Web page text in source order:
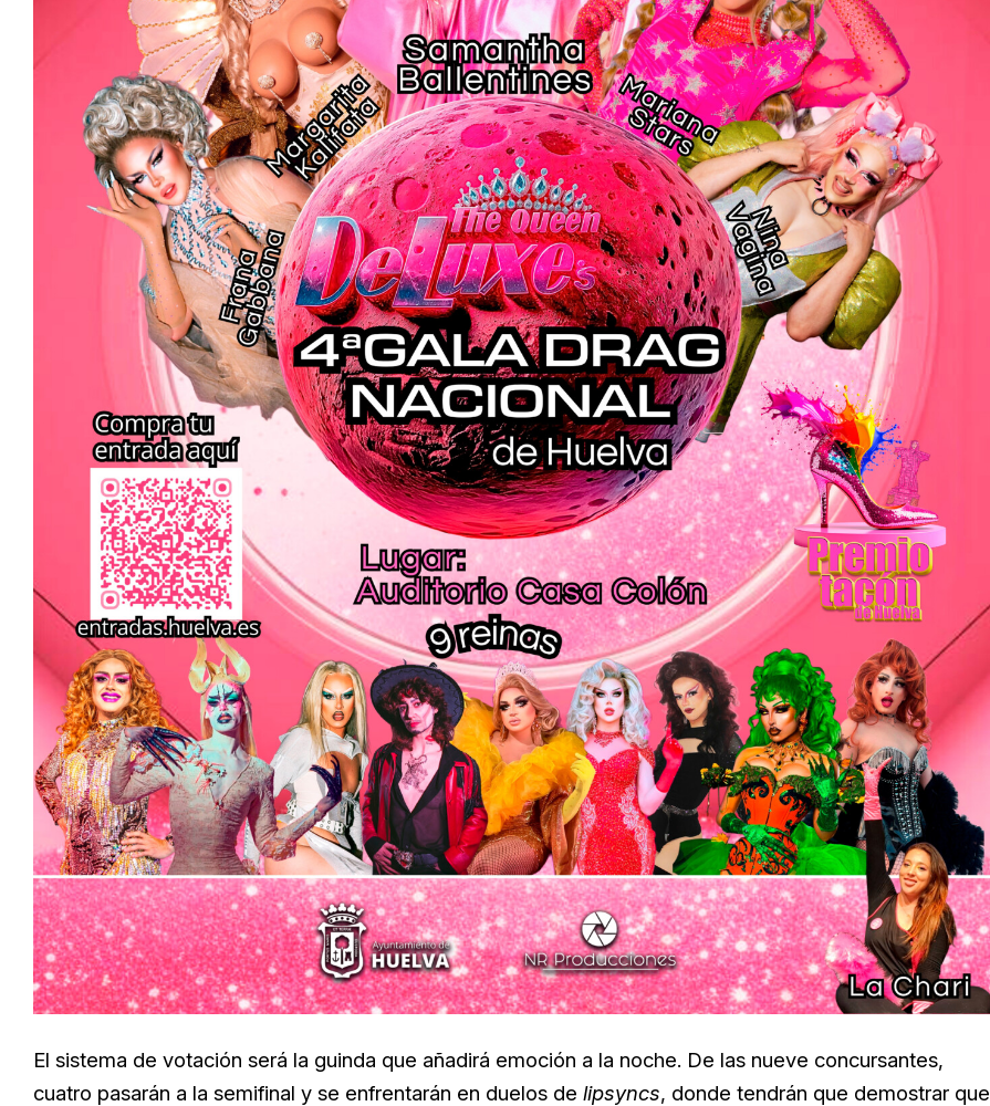
El sistema de votación será la guinda que añadirá emoción a la noche. De las nueve concursantes,
cuatro pasarán a la semifinal y se enfrentarán en duelos de lipsyncs, donde tendrán que demostrar que